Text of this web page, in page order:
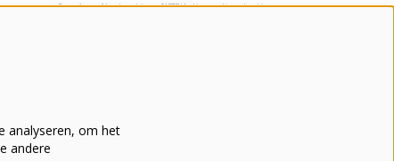
Deze site wordt beschermd door reCAPTCHA, dataverwerking gebeurt in
analyseren, om het
andere